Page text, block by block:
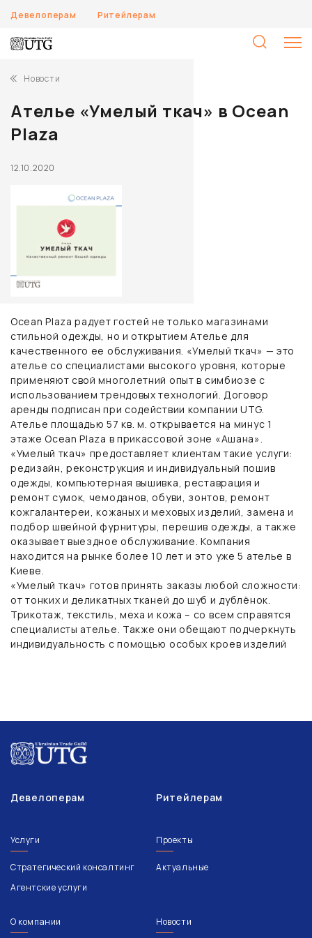
Девелоперам Ритейлерам
Новости
Ателье «Умелый ткач» в Ocean
Plaza
12.10.2020
Ocean Plaza радует гостей не только магазинами
стильной одежды, но и открытием Ателье для
качественного ее обслуживания. «Умелый ткач» — это
ателье со специалистами высокого уровня, которые
применяют свой многолетний опыт в симбиозе с
использованием трендовых технологий. Договор
аренды подписан при содействии компании UTG.
Ателье площадью 57 кв. м. открывается на минус 1
этаже Ocean Plaza в прикассовой зоне «Ашана».
«Умелый ткач» предоставляет клиентам такие услуги:
редизайн, реконструкция и индивидуальный пошив
одежды, компьютерная вышивка, реставрация и
ремонт сумок, чемоданов, обуви, зонтов, ремонт
кожгалантереи, кожаных и меховых изделий, замена и
подбор швейной фурнитуры, перешив одежды, а также
оказывает выездное обслуживание. Компания
находится на рынке более 10 лет и это уже 5 ателье в
Киеве.
«Умелый ткач» готов принять заказы любой сложности:
от тонких и деликатных тканей до шуб и дублёнок.
Трикотаж, текстиль, меха и кожа – со всем справятся
специалисты ателье. Также они обещают подчеркнуть
индивидуальность с помощью особых кроев изделий
Девелоперам Ритейлерам
Услуги
Стратегический консалтинг
Агентские услуги
Проекты
Актуальные
О компании Новости